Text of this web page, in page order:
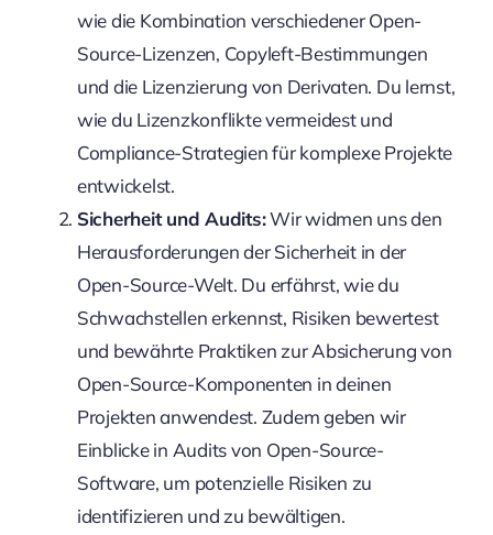
wie die Kombination verschiedener Open-
Source-Lizenzen, Copyleft-Bestimmungen
und die Lizenzierung von Derivaten. Du lernst,
wie du Lizenzkonflikte vermeidest und
Compliance-Strategien für komplexe Projekte
entwickelst.
Sicherheit und Audits:Wir widmen uns den
Herausforderungen der Sicherheit in der
Open-Source-Welt. Du erfährst, wie du
Schwachstellen erkennst, Risiken bewertest
und bewährte Praktiken zur Absicherung von
Open-Source-Komponenten in deinen
Projekten anwendest. Zudem geben wir
Einblicke in Audits von Open-Source-
Software, um potenzielle Risiken zu
identifizieren und zu bewältigen.